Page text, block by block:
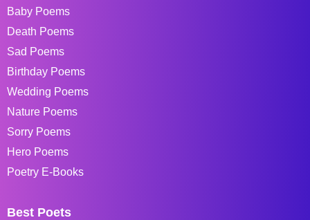
Baby Poems
Death Poems
Sad Poems
Birthday Poems
Wedding Poems
Nature Poems
Sorry Poems
Hero Poems
Poetry E-Books
Best Poets